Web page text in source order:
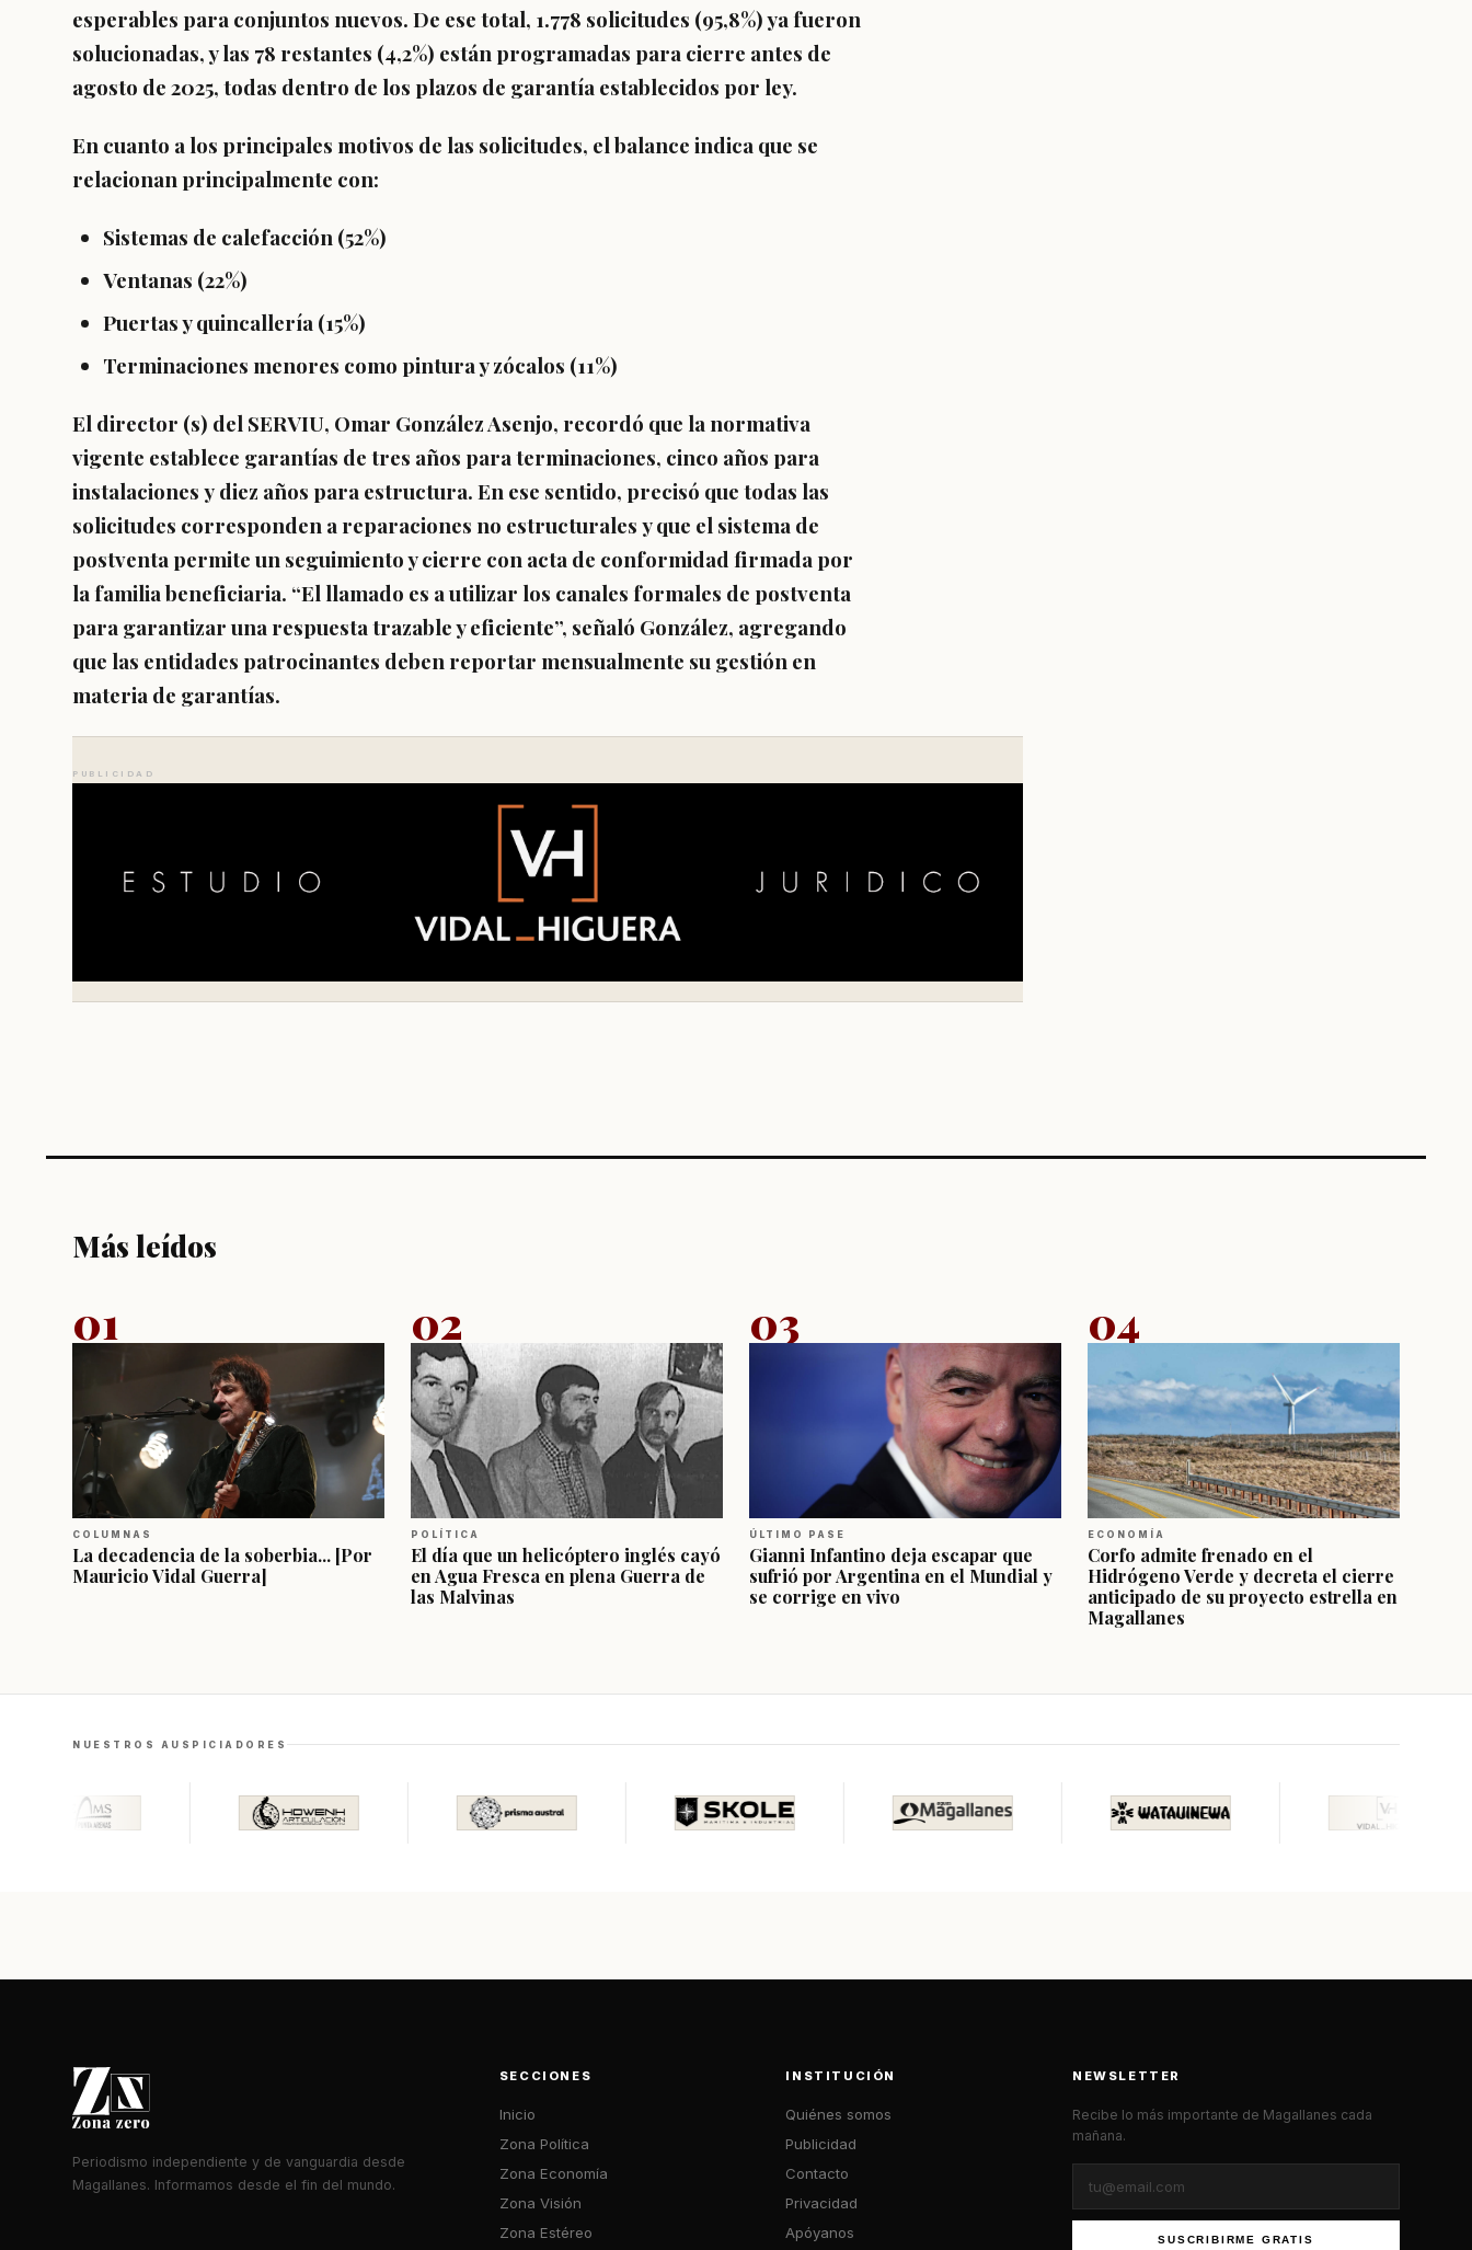
esperables para conjuntos nuevos. De ese total, 1.778 solicitudes (95,8%) ya fueron
solucionadas, y las 78 restantes (4,2%) están programadas para cierre antes de
agosto de 2025, todas dentro de los plazos de garantía establecidos por ley.
En cuanto a los principales motivos de las solicitudes, el balance indica que se
relacionan principalmente con:
Sistemas de calefacción (52%)
Ventanas (22%)
Puertas y quincallería (15%)
Terminaciones menores como pintura y zócalos (11%)
El director (s) del SERVIU, Omar González Asenjo, recordó que la normativa
vigente establece garantías de tres años para terminaciones, cinco años para
instalaciones y diez años para estructura. En ese sentido, precisó que todas las
solicitudes corresponden a reparaciones no estructurales y que el sistema de
postventa permite un seguimiento y cierre con acta de conformidad firmada por
la familia beneficiaria. “El llamado es a utilizar los canales formales de postventa
para garantizar una respuesta trazable y eficiente”, señaló González, agregando
que las entidades patrocinantes deben reportar mensualmente su gestión en
materia de garantías.
PUBLICIDAD
Más leídos
01
COLUMNAS
La decadencia de la soberbia... [Por
Mauricio Vidal Guerra]
02
POLÍTICA
El día que un helicóptero inglés cayó
en Agua Fresca en plena Guerra de
las Malvinas
03
ÚLTIMO PASE
Gianni Infantino deja escapar que
sufrió por Argentina en el Mundial y
se corrige en vivo
04
ECONOMÍA
Corfo admite frenado en el
Hidrógeno Verde y decreta el cierre
anticipado de su proyecto estrella en
Magallanes
NUESTROS AUSPICIADORES
Periodismo independiente y de vanguardia desde
Magallanes. Informamos desde el fin del mundo.
SECCIONES
Inicio
Zona Política
Zona Economía
Zona Visión
Zona Estéreo
INSTITUCIÓN
Quiénes somos
Publicidad
Contacto
Privacidad
Apóyanos
NEWSLETTER
Recibe lo más importante de Magallanes cada
mañana.
SUSCRIBIRME GRATIS